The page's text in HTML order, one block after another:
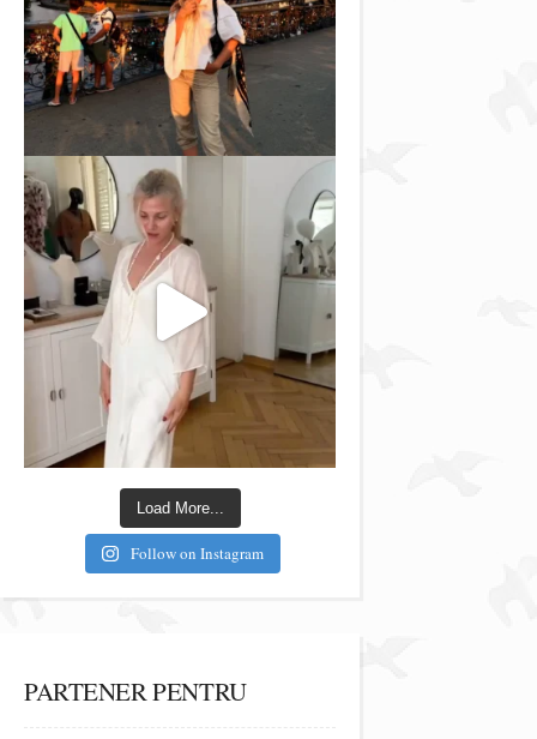
Load More...
Follow on Instagram
PARTENER PENTRU